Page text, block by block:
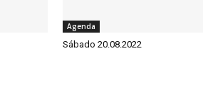
Agenda
Sábado 20.08.2022